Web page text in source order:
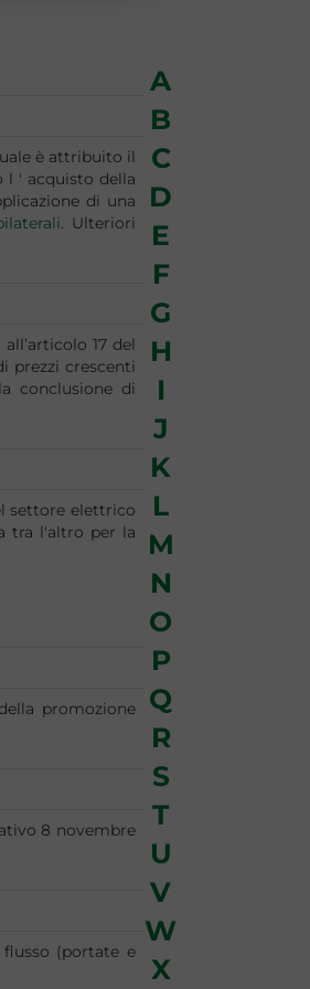
è attribuito il
l ' acquisto della
di una
. Ulteriori
17 del
prezzi crescenti
conclusione di
settore elettrico
tra l'altro per la
promozione
8 novembre
(portate e
A
B
C
D
E
F
G
H
I
J
K
L
M
N
O
P
Q
R
S
T
U
V
W
X